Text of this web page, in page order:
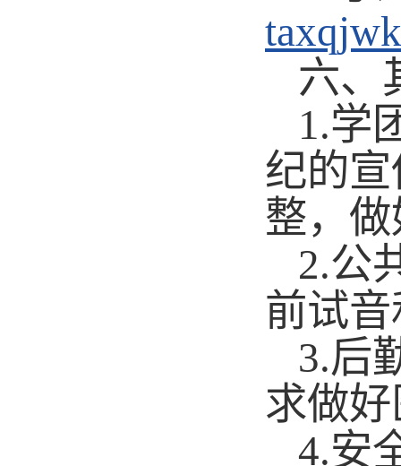
六、
1.学
纪的
整，
2.公
前试
3.后
求做
4.安